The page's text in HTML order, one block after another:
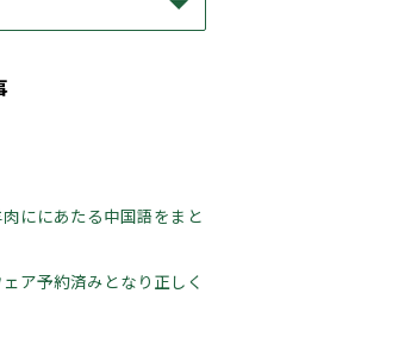
ににあたる中国語をまと
ア予約済みとなり正しく